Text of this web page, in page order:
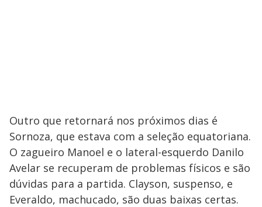
Outro que retornará nos próximos dias é
Sornoza, que estava com a seleção equatoriana.
O zagueiro Manoel e o lateral-esquerdo Danilo
Avelar se recuperam de problemas físicos e são
dúvidas para a partida. Clayson, suspenso, e
Everaldo, machucado, são duas baixas certas.